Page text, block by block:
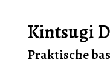
Kintsugi
Praktische